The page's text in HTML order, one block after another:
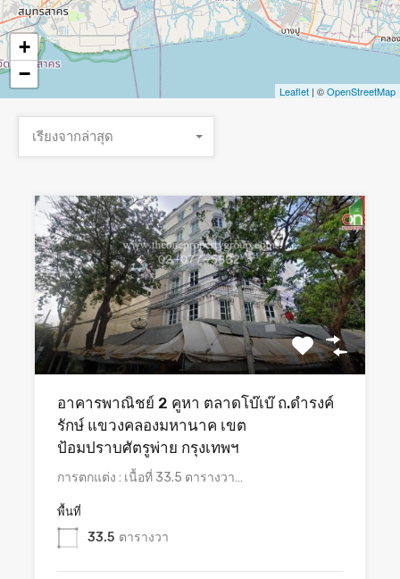
+
−
Leaflet | ©OpenStreetMap
เรียงจากล่าสุด
อาคารพาณิชย์ 2 คูหา ตลาดโบ๊เบ๊ ถ.ดำรงค์
รักษ์ แขวงคลองมหานาค เขต
ป้อมปราบศัตรูพ่าย กรุงเทพฯ
การตกแต่ง : เนื้อที่ 33.5 ตารางวา…
พื้นที่
33.5 ตารางวา